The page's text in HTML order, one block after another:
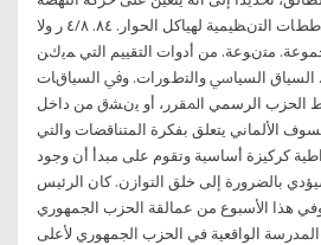
صعوبة ﻤﻧﻮذجﺎن ﻣﻦ اﳌﺨططﺎت اﻟﺘنﻈﻴﻤﻴﺔ ﻟﻬﻴﺎﻛﻞ اﻟﺤﻮار. ٨٤. ٤/٨ ر وﻻ
ﻣﺘنﻮﻋﺔ. ﻣﻦ أدوات اﻟﺘﻘﻴﻴﻢ اﻟﺘﻲ ﻤﻳكﻦ
اﻟﺴﻴﺎق اﻟﺴﻴﺎﳼ واﻟﺘطﻮرات. وﰲ اﻟﺴﻴﺎقﺎت
الألماني يتعلق بفكرة المتناقضات والتي
كركيزة أساسية وتقوم على مبدأ أن وجود
بالضرورة إلى خلق التوازن. كان الرئيس
هذا الأسبوع من عمالقة الحزب الجمهوري
الواقعية في الحزب الجمهوري لأعلى